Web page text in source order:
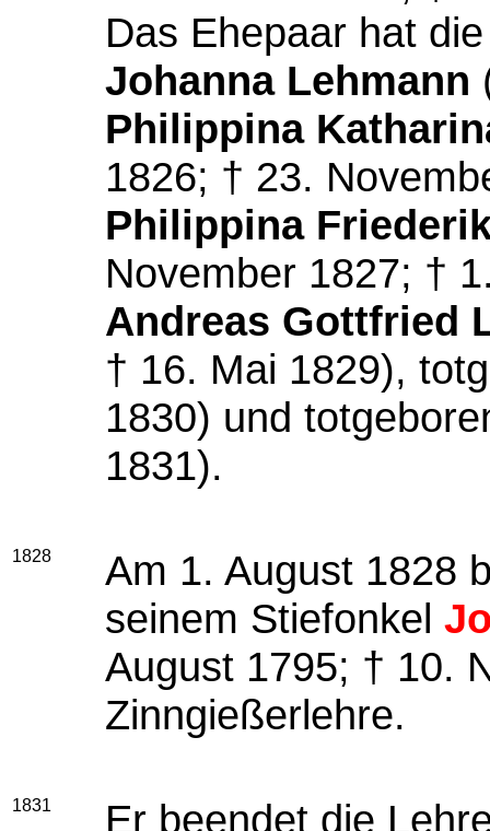
Das Ehepaar hat
Johanna Lehmann
Philippina
1826; † 23.
Philippina
November 1827; †
Andreas Gottfried
† 16. Mai 1829),
1830) und
1831).
1828
Am 1. August 1828
seinem Stiefonkel
August 1795; † 10.
Zinngießerlehre.
1831
Er beendet die